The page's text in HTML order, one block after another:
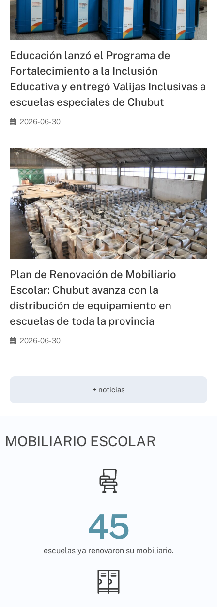
Educación lanzó el Programa de
Fortalecimiento a la Inclusión
Educativa y entregó Valijas Inclusivas a
escuelas especiales de Chubut
2026-06-30
Plan de Renovación de Mobiliario
Escolar: Chubut avanza con la
distribución de equipamiento en
escuelas de toda la provincia
2026-06-30
+ noticias
MOBILIARIO ESCOLAR
escuelas ya renovaron su mobiliario.
45